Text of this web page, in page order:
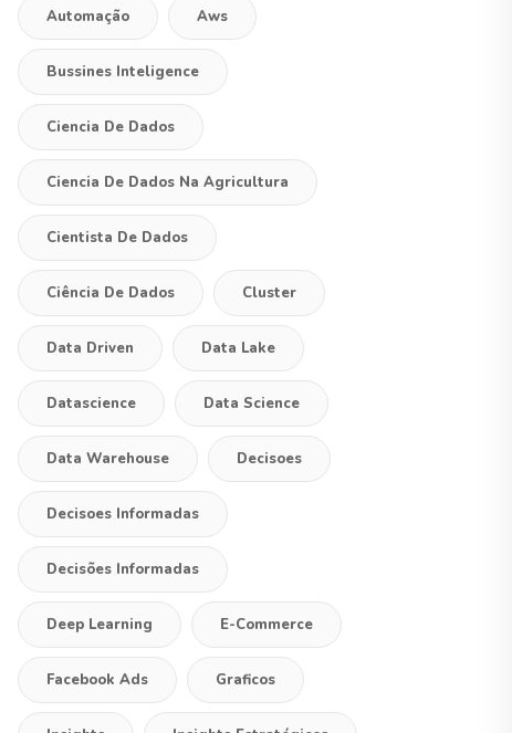
Automação Aws
Bussines Inteligence
Ciencia De Dados
Ciencia De Dados Na Agricultura
Cientista De Dados
Ciência De Dados Cluster
Data Driven Data Lake
Datascience Data Science
Data Warehouse Decisoes
Decisoes Informadas
Decisões Informadas
Deep Learning E-Commerce
Facebook Ads Graficos